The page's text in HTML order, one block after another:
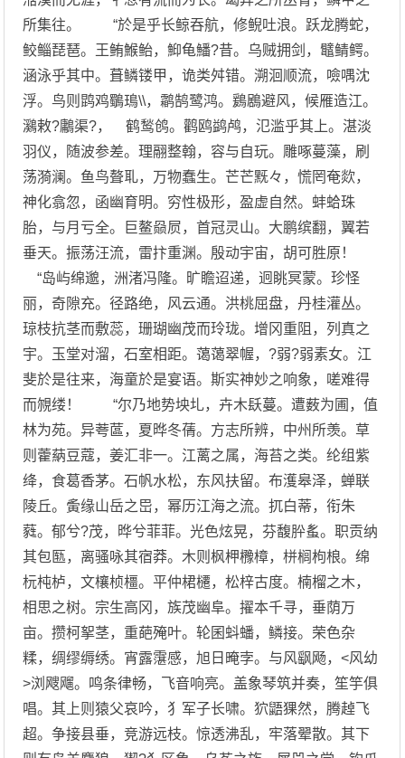
所集往。 “於是乎长鲸吞航，修鲵吐浪。跃龙腾蛇，
鲛鲻琵琶。王鲔鯸鲐，鮣龟鱕?昔。乌贼拥剑，鼊鲭鳄。
涵泳乎其中。葺鳞镂甲，诡类舛错。溯洄顺流，噞喁沈
浮。鸟则鹍鸡鸀鳿\\，鹴鹄鹭鸿。鶢鶋避风，候雁造江。
鸂敕?鷛渠?， 鹤鹙鸧。鹳鸥鹢鸬，氾滥乎其上。湛淡
羽仪，随波参差。理翮整翰，容与自玩。雕啄蔓藻，刷
荡漪澜。鱼鸟聱耴，万物蠢生。芒芒黖々，慌罔奄欻，
神化翕忽，函幽育明。穷性极形，盈虚自然。蚌蛤珠
胎，与月亏全。巨鳌赑屃，首冠灵山。大鹏缤翻，翼若
垂天。振荡汪流，雷抃重渊。殷动宇宙，胡可胜原！
“岛屿绵邈，洲渚冯隆。旷瞻迢递，迥眺冥蒙。珍怪
丽，奇隙充。径路绝，风云通。洪桃屈盘，丹桂灌丛。
琼枝抗茎而敷蕊，珊瑚幽茂而玲珑。增冈重阻，列真之
宇。玉堂对溜，石室相距。蔼蔼翠幄，?弱?弱素女。江
斐於是往来，海童於是宴语。斯实神妙之响象，嗟难得
而覙缕！ “尔乃地势坱圠，卉木镺蔓。遭薮为圃，值
林为苑。异荂蓲，夏晔冬蒨。方志所辨，中州所羡。草
则藿蒳豆蔻，姜汇非一。江蓠之属，海苔之类。纶组紫
绛，食葛香茅。石帆水松，东风扶留。布濩皋泽，蝉联
陵丘。夤缘山岳之岊，幂历江海之流。扤白蒂，衔朱
蕤。郁兮?茂，晔兮菲菲。光色炫晃，芬馥肸蚃。职贡纳
其包匦，离骚咏其宿莽。木则枫柙櫲樟，栟榈枸桹。绵
杬杶栌，文欀桢橿。平仲桾櫏，松梓古度。楠榴之木，
相思之树。宗生高冈，族茂幽阜。擢本千寻，垂荫万
亩。攒柯挐茎，重葩殗叶。轮囷蚪蟠，鳞接。荣色杂
糅，绸缪缛绣。宵露霮感，旭日晻孛。与风飖飏，<风幼
>浏飕飗。鸣条律畅，飞音响亮。盖象琴筑并奏，笙竽俱
唱。其上则猿父哀吟，犭军子长啸。狖鼯猓然，腾趠飞
超。争接县垂，竞游远枝。惊透沸乱，牢落翚散。其下